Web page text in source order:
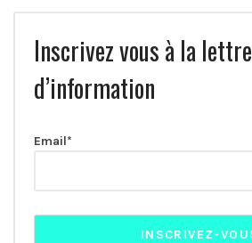
Inscrivez vous à la lettre
d’information
Email*